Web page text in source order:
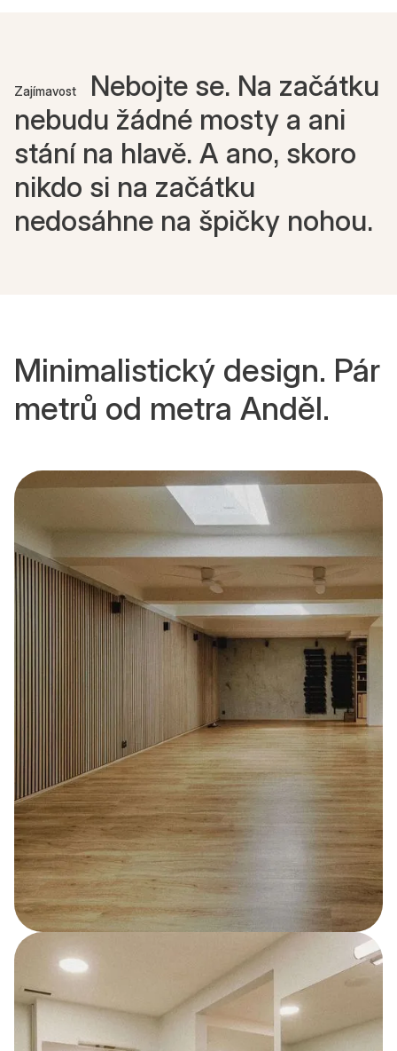
Zajímavost
Nebojte se. Na začátku
nebudu žádné mosty a ani
stání na hlavě. A ano, skoro
nikdo si na začátku
nedosáhne na špičky nohou.
Minimalistický design. Pár
metrů od metra Anděl.